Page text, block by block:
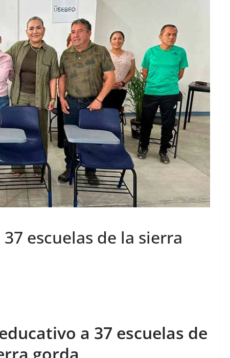
escuelas de la sierra
a 37 escuelas de
gorda